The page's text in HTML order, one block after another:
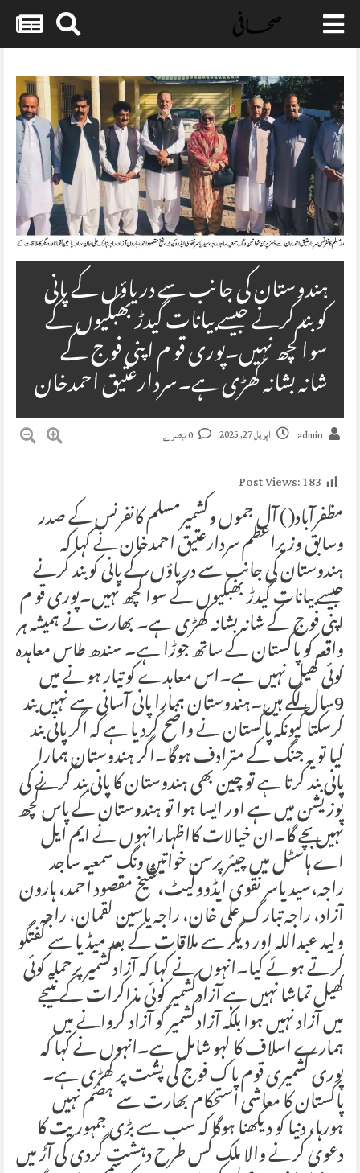
Skip
content
ہندوستان کی جانب سے دریاؤں کے پانی
کو بند کرنے جیسے بیانات گیدڑ بھبکیوں کے
سوا کچھ نہیں۔پوری قو م اپنی فوج کے
شانہ بشانہ کھڑی ہے۔سردارعتیق احمدخان
admin اپریل 27, 2025
Post Views:183
مظفرآباد( ) آل جموں وکشمیرمسلم کانفرنس کے صدر
وسابق وزیراعظم سردارعتیق احمدخان نے کہا کہ
ہندوستان کی جانب سے دریاؤں کے پانی کو بند کرنے
جیسے بیانات گیدڑ بھبکیوں کے سوا کچھ نہیں۔پوری قو م
اپنی فوج کے شانہ بشانہ کھڑی ہے۔ بھارت نے ہمیشہ ہر
واقعہ کو پاکستان کے ساتھ جوڑا ہے۔ سندھ طاس معاہدہ
کوئی کھیل نہیں ہے۔اس معاہدے کو تیار ہونے میں
9سال لگے ہیں۔ہندوستان ہمارا پانی آسانی سے نہیں بند
کرسکتا کیونکہ پاکستان نے واضح کردیا ہے کہ اگر پانی بند
کیا تو یہ جنگ کے مترادف ہوگا۔اگر ہندوستان ہمارا
پانی بند کرتا ہے تو چین بھی ہندوستان کا پانی بند کرنے کی
پوزیشن میں ہے اور ایسا ہوا تو ہندوستان کے پاس کچھ
نہیں بچے گا۔ان خیالات کااظہارانہوں نے ایم ایل
اے ہاسٹل میں چیئرپرسن خواتین ونگ سمعیہ ساجد
راجہ،سیدیاسر نقوی ایڈووکیٹ،شیخ مقصود احمد، ہارون
آزاد، راجہ تبارک علی خان، راجہ یاسین لقمان، راجہ
ولید عبداللہ اور دیگر سے ملاقات کے بعد میڈیا سے گفتگو
کرتے ہوئے کیا۔انہوں نے کہا کہ آزادکشمیر پرحملہ کوئی
کھیل تماشا نہیں ہے آزادکشمیر کوئی مذاکرات کے نتیجے
میں آزاد نہیں ہوا بلکہ آزادکشمیر کو آزاد کروانے میں
ہمارے اسلاف کا لہو شامل ہے۔انہوں نے کہا کہ
پوری کشمیری قوم پاک فوج کی پشت پر کھڑی ہے۔
پاکستان کا معاشی استحکام بھارت سے ہضم نہیں
ہورہا، دنیا کو دیکھنا ہوگا کہ سب سے بڑی جمہوریت کا
دعویٰ کرنے والا ملک کس طرح دہشت گردی کی آڑ میں